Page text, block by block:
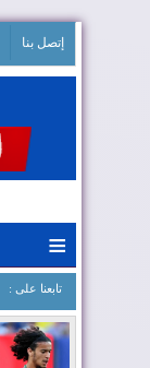
إتصل بنا
≡
: تابعنا على